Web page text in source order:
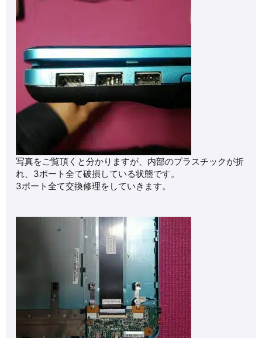
写真をご覧頂くと分かりますが、内部のプラスチックが折
れ、3ポート全て破損している状態です。
3ポート全て交換修理をしていきます。